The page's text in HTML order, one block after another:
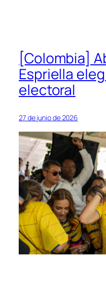
[Colombia]
Espriella
electoral
27 de junio de 2026